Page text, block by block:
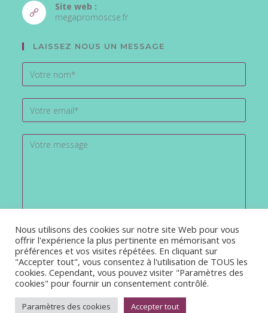
Site web :
megapromoscse.fr
LAISSEZ NOUS UN MESSAGE
Nous utilisons des cookies sur notre site Web pour vous
offrir l'expérience la plus pertinente en mémorisant vos
préférences et vos visites répétées. En cliquant sur
"Accepter tout", vous consentez à l'utilisation de TOUS les
cookies. Cependant, vous pouvez visiter "Paramètres des
cookies" pour fournir un consentement contrôlé.
Paramètres des cookies Accepter tout